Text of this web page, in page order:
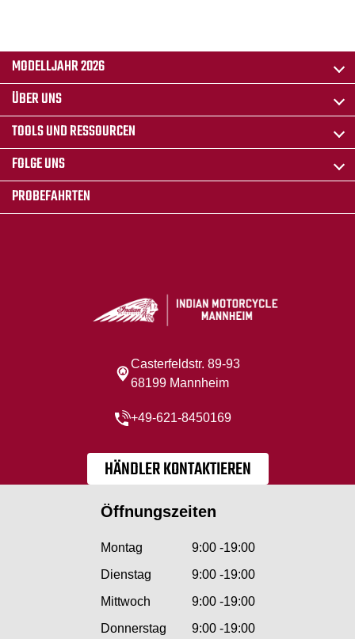
MODELLJAHR 2026
ÜBER UNS
TOOLS UND RESSOURCEN
FOLGE UNS
PROBEFAHRTEN
Casterfeldstr. 89-93
68199 Mannheim
+49-621-8450169
HÄNDLER KONTAKTIEREN
Öffnungszeiten
Montag
9:00 -19:00
Dienstag
9:00 -19:00
Mittwoch
9:00 -19:00
Donnerstag
9:00 -19:00